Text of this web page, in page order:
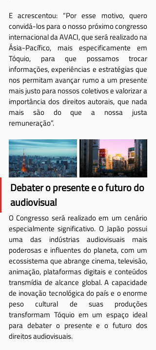
E acrescentou: “Por esse motivo, quero
convidá-los para o nosso próximo congresso
internacional da AVACI, que será realizado na
Ásia-Pacífico, mais especificamente em
Tóquio, para que possamos trocar
informações, experiências e estratégias que
nos permitam avançar rumo a um presente
mais justo para nossos coletivos e valorizar a
importância dos direitos autorais, que nada
mais são do que a nossa justa
remuneração”.
Debater o presente e o futuro do
audiovisual
O Congresso será realizado em um cenário
especialmente significativo. O Japão possui
uma das indústrias audiovisuais mais
poderosas e influentes do planeta, com um
ecossistema que abrange cinema, televisão,
animação, plataformas digitais e conteúdos
transmídia de alcance global. A capacidade
de inovação tecnológica do país e o enorme
peso cultural de suas produções
transformam Tóquio em um espaço ideal
para debater o presente e o futuro dos
direitos audiovisuais.